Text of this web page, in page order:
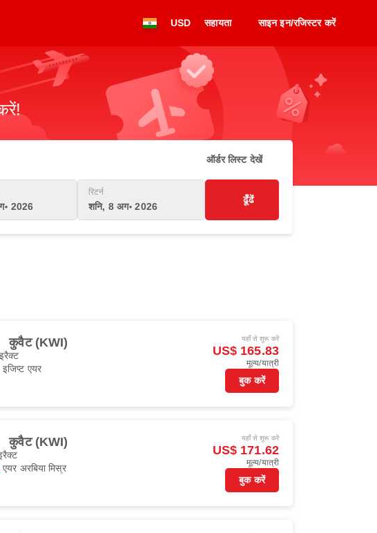
USD सहायता साइन इन/रजिस्टर करें
ऑर्डर लिस्ट देखें
2026
रिटर्न
शनि, 8 अग॰ 2026
ढूँढें
कुवैट (KWI)
इजिप्ट एयर
यहाँ से शुरू करें
US$ 165.83
मूल्य/यात्री
बुक करें
कुवैट (KWI)
एयर अरबिया मिस्र
यहाँ से शुरू करें
US$ 171.62
मूल्य/यात्री
बुक करें